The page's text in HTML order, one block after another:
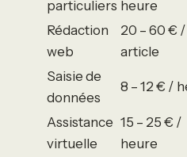
particuliers heure
Rédaction
web
20 – 60 € /
article
Saisie de
données
8 – 12 € /
Assistance
virtuelle
15 – 25 € /
heure